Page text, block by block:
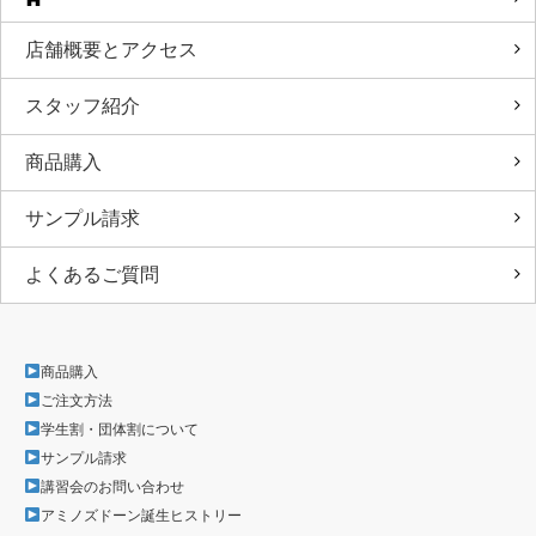
店舗概要とアクセス
スタッフ紹介
商品購入
サンプル請求
よくあるご質問
商品購入
ご注文方法
学生割・団体割について
サンプル請求
講習会のお問い合わせ
アミノズドーン誕生ヒストリー